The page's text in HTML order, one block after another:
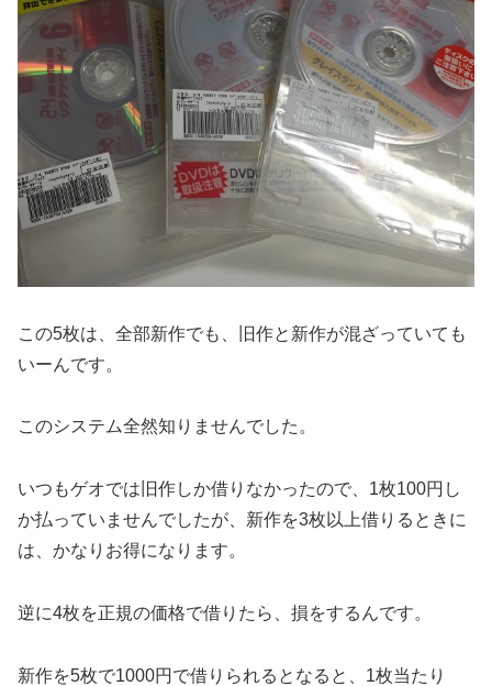
この5枚は、全部新作でも、旧作と新作が混ざっていても
いーんです。
このシステム全然知りませんでした。
いつもゲオでは旧作しか借りなかったので、1枚100円し
か払っていませんでしたが、新作を3枚以上借りるときに
は、かなりお得になります。
逆に4枚を正規の価格で借りたら、損をするんです。
新作を5枚で1000円で借りられるとなると、1枚当たり